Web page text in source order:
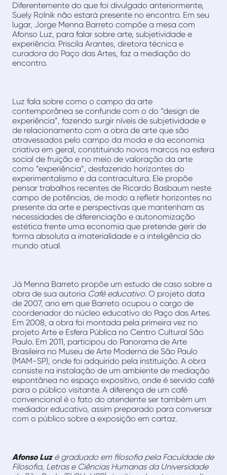
Diferentemente do que foi divulgado anteriormente,
Suely Rolnik não estará presente no encontro. Em seu
lugar, Jorge Menna Barreto compõe a mesa com
Afonso Luz, para falar sobre arte, subjetividade e
experiência. Priscila Arantes, diretora técnica e
curadora do Paço das Artes, faz a mediação do
encontro.
Luz fala sobre como o campo da arte
contemporânea se confunde com o do “design de
experiência”, fazendo surgir níveis de subjetividade e
de relacionamento com a obra de arte que são
atravessados pelo campo da moda e da economia
criativa em geral, constituindo novos marcos na esfera
social de fruição e no meio de valoração da arte
como “experiência”, desfazendo horizontes do
experimentalismo e da contracultura. Ele propõe
pensar trabalhos recentes de Ricardo Basbaum neste
campo de potências, de modo a refletir horizontes no
presente da arte e perspectivas que mantenham as
necessidades de diferenciação e autonomização
estética frente uma economia que pretende gerir de
forma absoluta a imaterialidade e a inteligência do
mundo atual.
Já Menna Barreto propõe um estudo de caso sobre a
obra de sua autoria Café educativo. O projeto data
de 2007, ano em que Barreto ocupou o cargo de
coordenador do núcleo educativo do Paço das Artes.
Em 2008, a obra foi montada pela primeira vez no
projeto Arte e Esfera Pública no Centro Cultural São
Paulo. Em 2011, participou do Panorama de Arte
Brasileira no Museu de Arte Moderna de São Paulo
(MAM-SP), onde foi adquirido pela instituição. A obra
consiste na instalação de um ambiente de mediação
espontânea no espaço expositivo, onde é servido café
para o público visitante. A diferença de um café
convencional é o fato do atendente ser também um
mediador educativo, assim preparado para conversar
com o público sobre a exposição em cartaz.
Afonso Luzé graduado em filosofia pela Faculdade de
Filosofia, Letras e Ciências Humanas da Universidade